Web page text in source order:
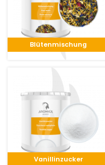
Blütenmischung
Vanillinzucker